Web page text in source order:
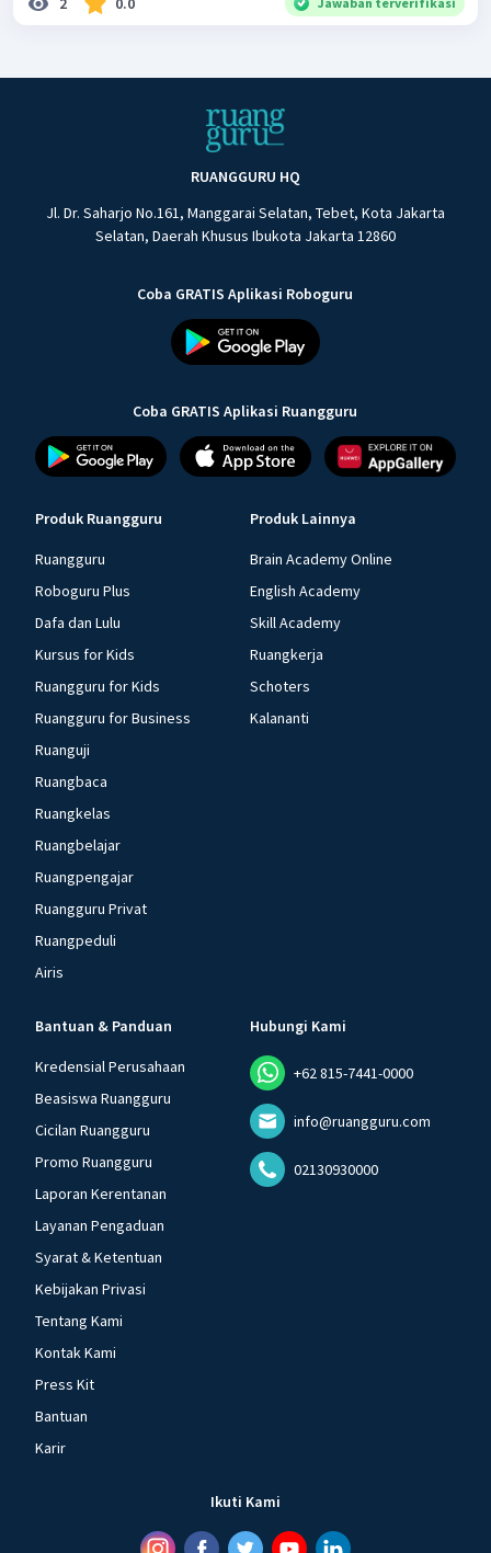
RUANGGURU HQ
Jl. Dr. Saharjo No.161, Manggarai Selatan, Tebet, Kota Jakarta
Selatan, Daerah Khusus Ibukota Jakarta 12860
Coba GRATIS Aplikasi Roboguru
Coba GRATIS Aplikasi Ruangguru
Produk Ruangguru
Ruangguru
Roboguru Plus
Dafa dan Lulu
Kursus for Kids
Ruangguru for Kids
Ruangguru for Business
Ruanguji
Ruangbaca
Ruangkelas
Ruangbelajar
Ruangpengajar
Ruangguru Privat
Ruangpeduli
Airis
Produk Lainnya
Brain Academy Online
English Academy
Skill Academy
Ruangkerja
Schoters
Kalananti
Bantuan & Panduan
Kredensial Perusahaan
Beasiswa Ruangguru
Cicilan Ruangguru
Promo Ruangguru
Laporan Kerentanan
Layanan Pengaduan
Syarat & Ketentuan
Kebijakan Privasi
Tentang Kami
Kontak Kami
Press Kit
Bantuan
Karir
Hubungi Kami
+62 815-7441-0000
info@ruangguru.com
02130930000
Ikuti Kami